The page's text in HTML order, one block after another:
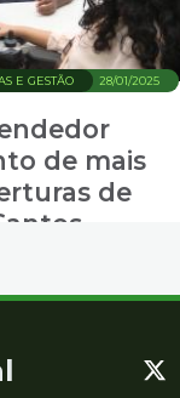
28/01/2025
E GESTÃO
de mais
de